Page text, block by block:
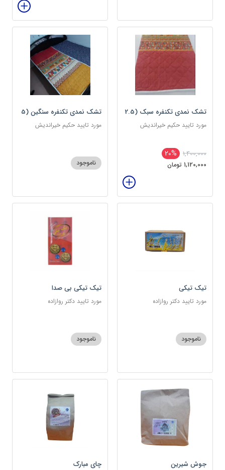
تشک نمدی تکنفره سبک (2.5
کیلویی) دوین (پس کرایه)
مورد تایید حکیم خیراندیش
1,400,000
20%
1,120,000 تومان
تشک نمدی تکنفره سنگین (5
کیلویی) دوین (پس کرایه)
مورد تایید حکیم خیراندیش
ناموجود
تیک تیکی
مورد تایید دکتر روازاده
ناموجود
تیک تیکی بی صدا
مورد تایید دکتر روازاده
ناموجود
جوش شیرین چای مبارک